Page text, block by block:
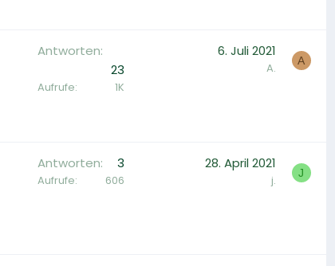
Antworten
23
Aufrufe 1K
6. Juli 2021
A. A
Antworten 3
Aufrufe 606
28. April 2021
j. J